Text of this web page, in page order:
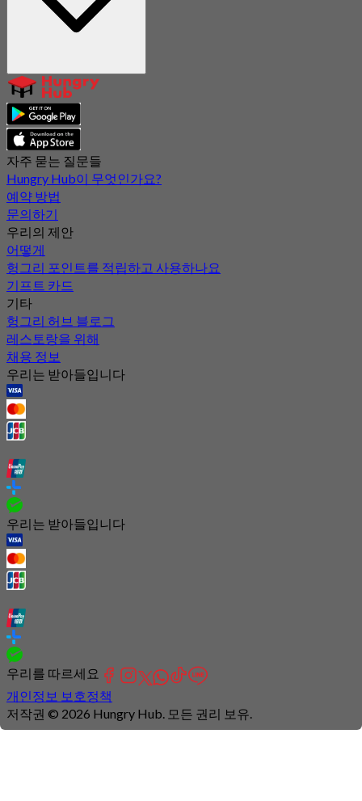
자주 묻는 질문들
Hungry Hub이 무엇인가요?
예약 방법
문의하기
우리의 제안
어떻게
헝그리 포인트를 적립하고 사용하나요
기프트 카드
기타
헝그리 허브 블로그
레스토랑을 위해
채용 정보
우리는 받아들입니다
우리는 받아들입니다
우리를 따르세요
개인정보 보호정책
저작권 © 2026 Hungry Hub. 모든 권리 보유.
Connection